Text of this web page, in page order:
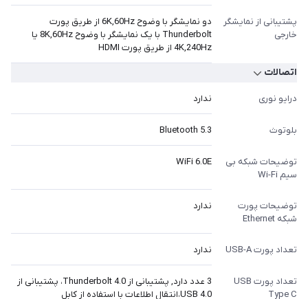
پشتیبانی از نمایشگر
خارجی
دو نمایشگر با وضوح 6K,60Hz از طریق پورت
Thunderbolt با یک نمایشگر با وضوح 8K,60Hz یا
4K,240Hz از طریق پورت HDMI
اتصالات
درایو نوری ندارد
بلوتوث Bluetooth 5.3
توضیحات شبکه بی
سیم Wi-Fi
WiFi 6.0E
توضیحات پورت
شبکه Ethernet
ندارد
تعداد پورت USB-A ندارد
تعداد پورت USB
Type C
3 عدد دارد, پشتیبانی از Thunderbolt 4.0، پشتیبانی از
USB 4.0،انتقال اطلاعات با استفاده از کابل